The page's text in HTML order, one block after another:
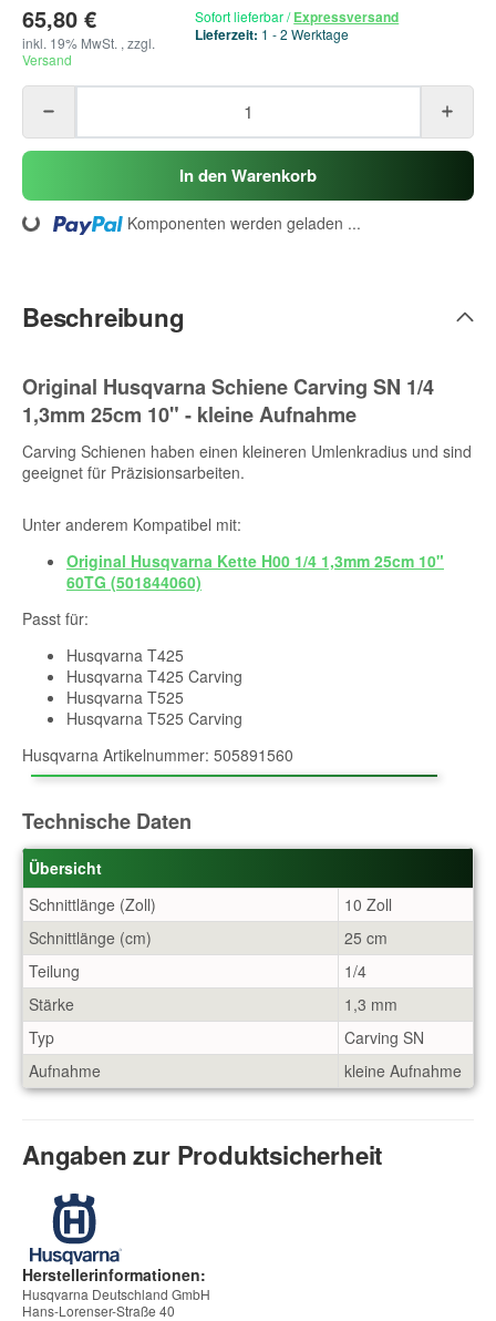
65,80 €
inkl. 19% MwSt. , zzgl.
Versand
Sofort lieferbar/Expressversand
Lieferzeit: 1 - 2 Werktage
In den Warenkorb
Loading... Komponenten werden geladen ...
Beschreibung
Original Husqvarna Schiene Carving SN 1/4
1,3mm 25cm 10" - kleine Aufnahme
Carving Schienen haben einen kleineren Umlenkradius und sind
geeignet für Präzisionsarbeiten.
Unter anderem Kompatibel mit:
Original Husqvarna Kette H00 1/4 1,3mm 25cm 10"
60TG (501844060)
Passt für:
Husqvarna T425
Husqvarna T425 Carving
Husqvarna T525
Husqvarna T525 Carving
Husqvarna Artikelnummer: 505891560
Technische Daten
Übersicht
Schnittlänge (Zoll)
10 Zoll
Schnittlänge (cm)
25 cm
Teilung
1/4
Stärke
1,3 mm
Typ
Carving SN
Aufnahme
kleine Aufnahme
Angaben zur Produktsicherheit
Herstellerinformationen:
Husqvarna Deutschland GmbH
Hans-Lorenser-Straße 40